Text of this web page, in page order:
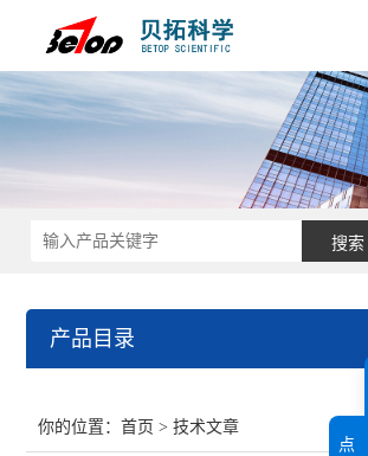
产品目录
你的位置：首页 > 技术文章
点